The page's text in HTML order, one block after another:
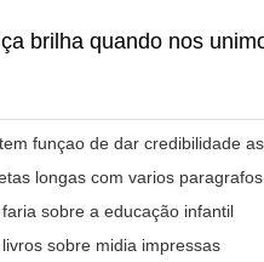
brilha quando nos
funçao de dar credibilidade
longas com varios paragrafos
sobre a educação infantil
sobre midia impressas